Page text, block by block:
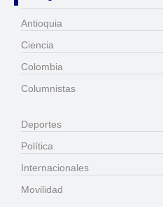
Antioquia
Ciencia
Colombia
Columnistas
Deportes
Política
Internacionales
Movilidad